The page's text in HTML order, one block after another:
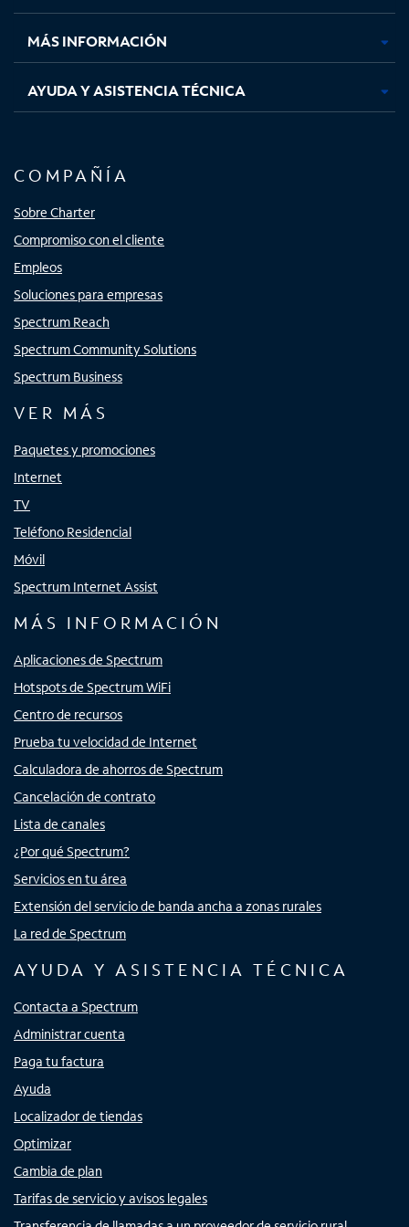
nuevanuevanuevanueva
MÁS INFORMACIÓN
AYUDA Y ASISTENCIA TÉCNICA
COMPAÑÍA
Sobre Charter
Compromiso con el cliente
Empleos
Soluciones para empresas
Spectrum Reach
Spectrum Community Solutions
Spectrum Business
VER MÁS
Paquetes y promociones
Internet
TV
Teléfono Residencial
Móvil
Spectrum Internet Assist
MÁS INFORMACIÓN
Aplicaciones de Spectrum
Hotspots de Spectrum WiFi
Centro de recursos
Prueba tu velocidad de Internet
Calculadora de ahorros de Spectrum
Cancelación de contrato
Lista de canales
¿Por qué Spectrum?
Servicios en tu área
Extensión del servicio de banda ancha a zonas rurales
La red de Spectrum
AYUDA Y ASISTENCIA TÉCNICA
Contacta a Spectrum
Administrar cuenta
Paga tu factura
Ayuda
Localizador de tiendas
Optimizar
Cambia de plan
Tarifas de servicio y avisos legales